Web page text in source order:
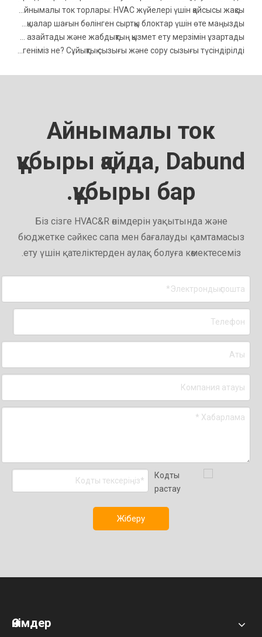
Айнымалы ток
құбыры қайда, Dabund
құбыры бар.
Біз сізге HVAC&R өнімдерін уақытында және
бюджетке сәйкес сапа мен бағалауды қамтамасыз
ету үшін қателіктерден аулақ болуға көмектесеміз.
Жіберу
Өнімдер